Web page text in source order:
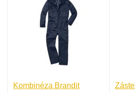
Kombinéza Brandit